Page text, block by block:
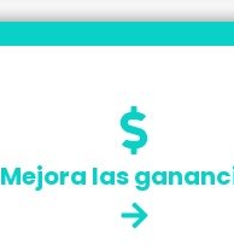
Mejora las